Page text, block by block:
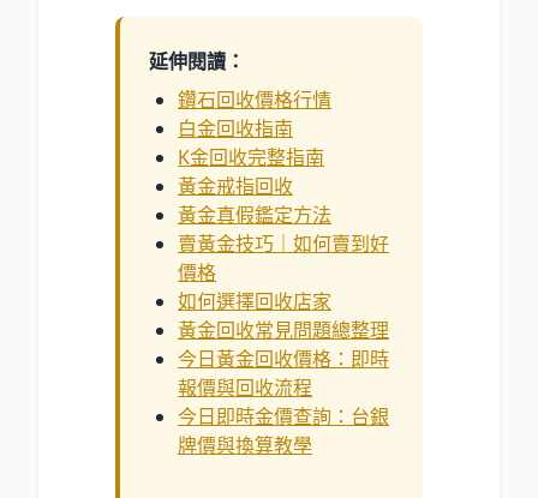
延伸閱讀：
鑽石回收價格行情
白金回收指南
K金回收完整指南
黃金戒指回收
黃金真假鑑定方法
賣黃金技巧｜如何賣到好
價格
如何選擇回收店家
黃金回收常見問題總整理
今日黃金回收價格：即時
報價與回收流程
今日即時金價查詢：台銀
牌價與換算教學